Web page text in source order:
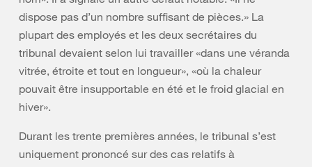
dispose pas d’un nombre suffisant de pièces.» La
plupart des employés et les deux secrétaires du
tribunal devaient selon lui travailler «dans une véranda
vitrée, étroite et tout en longueur», «où la chaleur
pouvait être insupportable en été et le froid glacial en
hiver».
Durant les trente premières années, le tribunal s’est
uniquement prononcé sur des cas relatifs à